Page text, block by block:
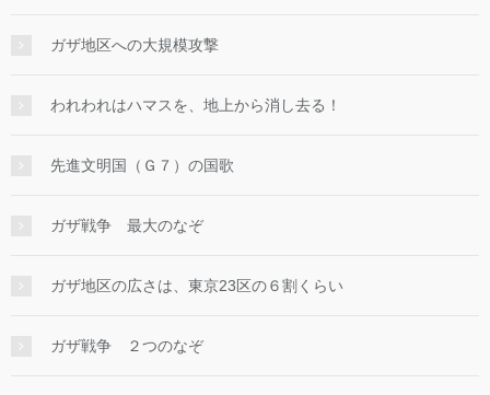
ガザ地区への大規模攻撃
われわれはハマスを、地上から消し去る！
先進文明国（Ｇ７）の国歌
ガザ戦争 最大のなぞ
ガザ地区の広さは、東京23区の６割くらい
ガザ戦争 ２つのなぞ